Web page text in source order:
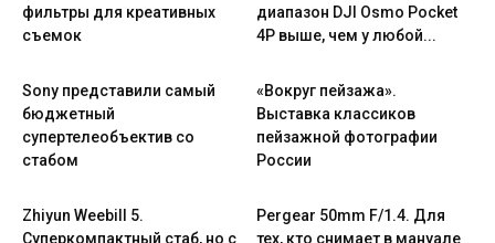
фильтры для креативных
съемок
диапазон DJI Osmo Pocket
4P выше, чем у любой...
Sony представили самый
бюджетный
супертелеобъектив со
стабом
«Вокруг пейзажа».
Выставка классиков
пейзажной фотографии
России
Zhiyun Weebill 5.
Cуперкомпактный стаб, но с
Pergear 50mm F/1.4. Для
тех, кто снимает в мануале